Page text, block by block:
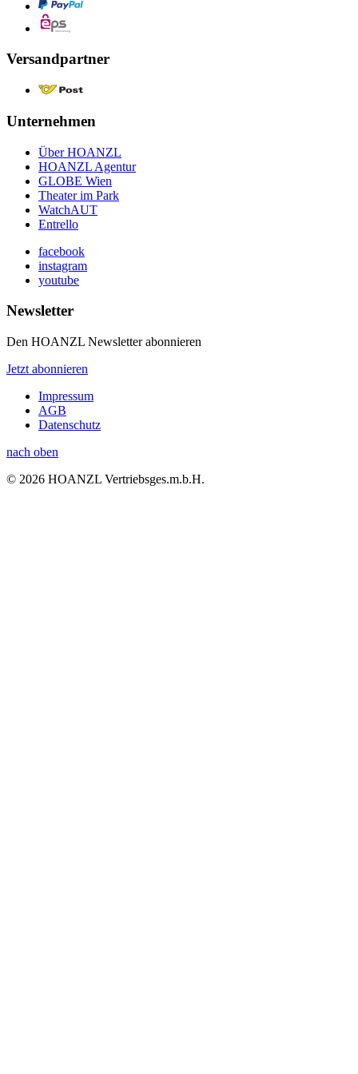
Versandpartner
Unternehmen
Über HOANZL
HOANZL Agentur
GLOBE Wien
Theater im Park
WatchAUT
Entrello
facebook
instagram
youtube
Newsletter
Den HOANZL Newsletter abonnieren
Jetzt abonnieren
Impressum
AGB
Datenschutz
nach oben
© 2026 HOANZL Vertriebsges.m.b.H.